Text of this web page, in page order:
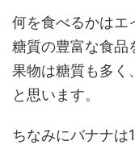
何を食べるかはエ
糖質の豊富な食品
果物は糖質も多く
と思います。
ちなみにバナナは